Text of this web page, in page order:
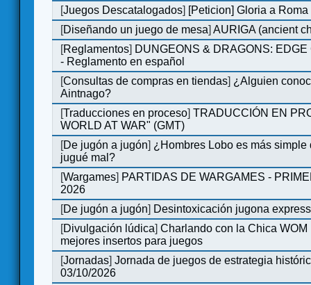
[Juegos Descatalogados] [Peticion] Gloria a Roma
[Diseñando un juego de mesa]AURIGA (ancient
[Reglamentos] DUNGEONS & DRAGONS:
- Reglamento en español
[Consultas de compras en tiendas] ¿Alguien
Aintnago?
[Traducciones en proceso]TRADUCCIÓN EN
WORLD AT WAR" (GMT)
[De jugón a jugón] ¿Hombres Lobo es más simple
jugué mal?
[Wargames] PARTIDAS DE WARGAMES -
2026
[De jugón a jugón] Desintoxicación jugona express
[Divulgación lúdica]Charlando con la Chica WOM
mejores insertos para juegos
[Jornadas]Jornada de juegos de estrategia
03/10/2026